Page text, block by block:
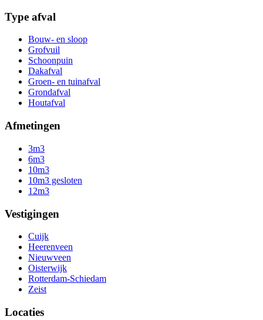
Type afval
Bouw- en sloop
Grofvuil
Schoonpuin
Dakafval
Groen- en tuinafval
Grondafval
Houtafval
Afmetingen
3m3
6m3
10m3
10m3 gesloten
12m3
Vestigingen
Cuijk
Heerenveen
Nieuwveen
Oisterwijk
Rotterdam-Schiedam
Zeist
Locaties